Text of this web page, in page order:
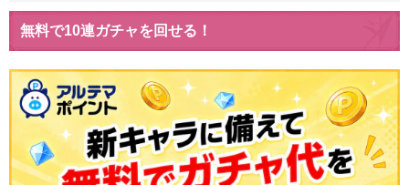
無料で10連ガチャを回せる！